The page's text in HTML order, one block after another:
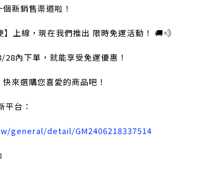
新銷售渠道啦！
上線，現在我們推出 限時免運活動！ 🚚💨
內下單，就能享受免運優惠！
來選購您喜愛的商品吧！
平台：
general/detail/GM2406218337514